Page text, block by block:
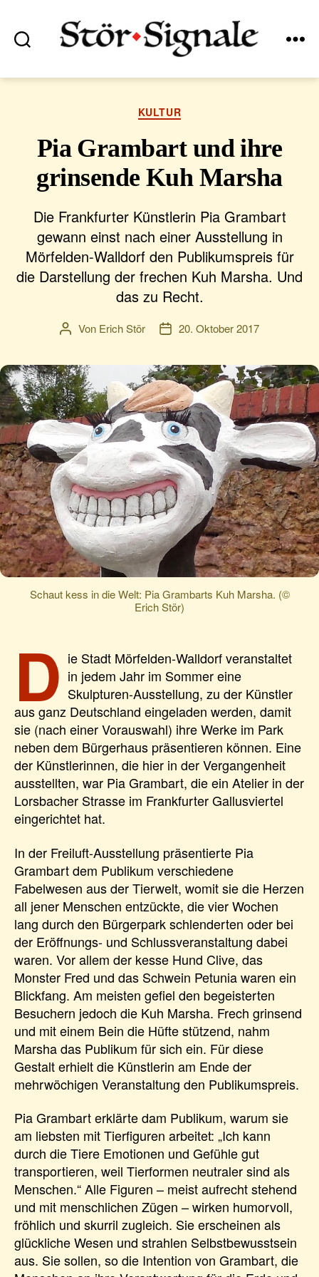
Kategorien
KULTUR
Pia Grambart und ihre
grinsende Kuh Marsha
Die Frankfurter Künstlerin Pia Grambart
gewann einst nach einer Ausstellung in
Mörfelden-Walldorf den Publikumspreis für
die Darstellung der frechen Kuh Marsha. Und
das zu Recht.
Beitragsautor
Von Erich Stör Veröffentlichungsdatum
20. Oktober 2017
Schaut kess in die Welt: Pia Grambarts Kuh Marsha. (©
Erich Stör)
D ie Stadt Mörfelden-Walldorf veranstaltet
in jedem Jahr im Sommer eine
Skulpturen-Ausstellung, zu der Künstler
aus ganz Deutschland eingeladen werden, damit
sie (nach einer Vorauswahl) ihre Werke im Park
neben dem Bürgerhaus präsentieren können. Eine
der Künstlerinnen, die hier in der Vergangenheit
ausstellten, war Pia Grambart, die ein Atelier in der
Lorsbacher Strasse im Frankfurter Gallusviertel
eingerichtet hat.
In der Freiluft-Ausstellung präsentierte Pia
Grambart dem Publikum verschiedene
Fabelwesen aus der Tierwelt, womit sie die Herzen
all jener Menschen entzückte, die vier Wochen
lang durch den Bürgerpark schlenderten oder bei
der Eröffnungs- und Schlussveranstaltung dabei
waren. Vor allem der kesse Hund Clive, das
Monster Fred und das Schwein Petunia waren ein
Blickfang. Am meisten gefiel den begeisterten
Besuchern jedoch die Kuh Marsha. Frech grinsend
und mit einem Bein die Hüfte stützend, nahm
Marsha das Publikum für sich ein. Für diese
Gestalt erhielt die Künstlerin am Ende der
mehrwöchigen Veranstaltung den Publikumspreis.
Pia Grambart erklärte dam Publikum, warum sie
am liebsten mit Tierfiguren arbeitet: „Ich kann
durch die Tiere Emotionen und Gefühle gut
transportieren, weil Tierformen neutraler sind als
Menschen.“ Alle Figuren – meist aufrecht stehend
und mit menschlichen Zügen – wirken humorvoll,
fröhlich und skurril zugleich. Sie erscheinen als
glückliche Wesen und strahlen Selbstbewusstsein
aus. Sie sollen, so die Intention von Grambart, die